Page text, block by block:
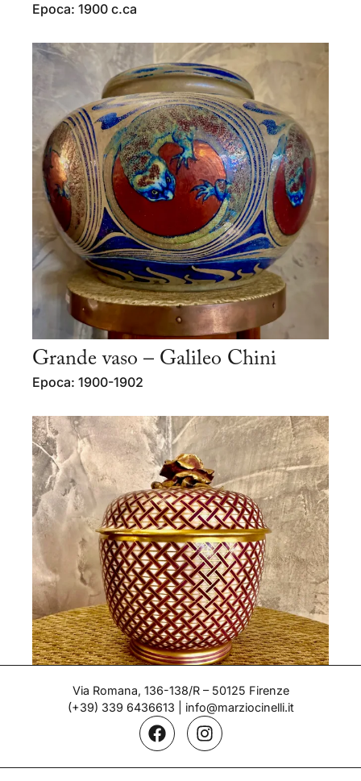
Epoca: 1900 c.ca
Grande vaso – Galileo Chini
Epoca: 1900-1902
Scatola – Gio Ponti
Epoca: Forma del 1923 - Modello del 1925
Via Romana, 136-138/R – 50125 Firenze
(+39) 339 6436613
info@marziocinelli.it